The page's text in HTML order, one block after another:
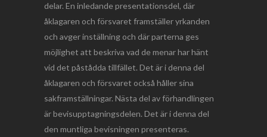
delar. En inledande presentationsdel, där
åklagaren och försvaret framställer yrkanden
och avger inställning och där parterna ges
möjlighet att beskriva vad de menar har hänt
vid det påstådda tillfället. Det är i denna del
åklagaren och försvaret också håller sina
sakframställningar. Nästa del av förhandlingen
är bevisupptagningsdelen. Det är i denna del
den muntliga bevisningen presenteras.